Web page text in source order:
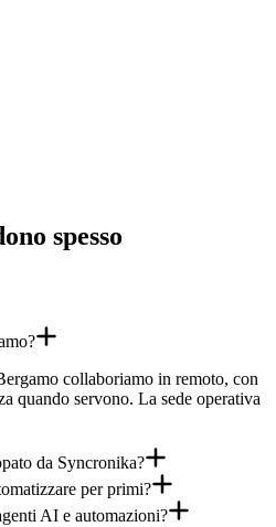
spesso
collaboriamo in remoto, con
quando servono. La sede operativa
da Syncronika?
per primi?
AI e automazioni?